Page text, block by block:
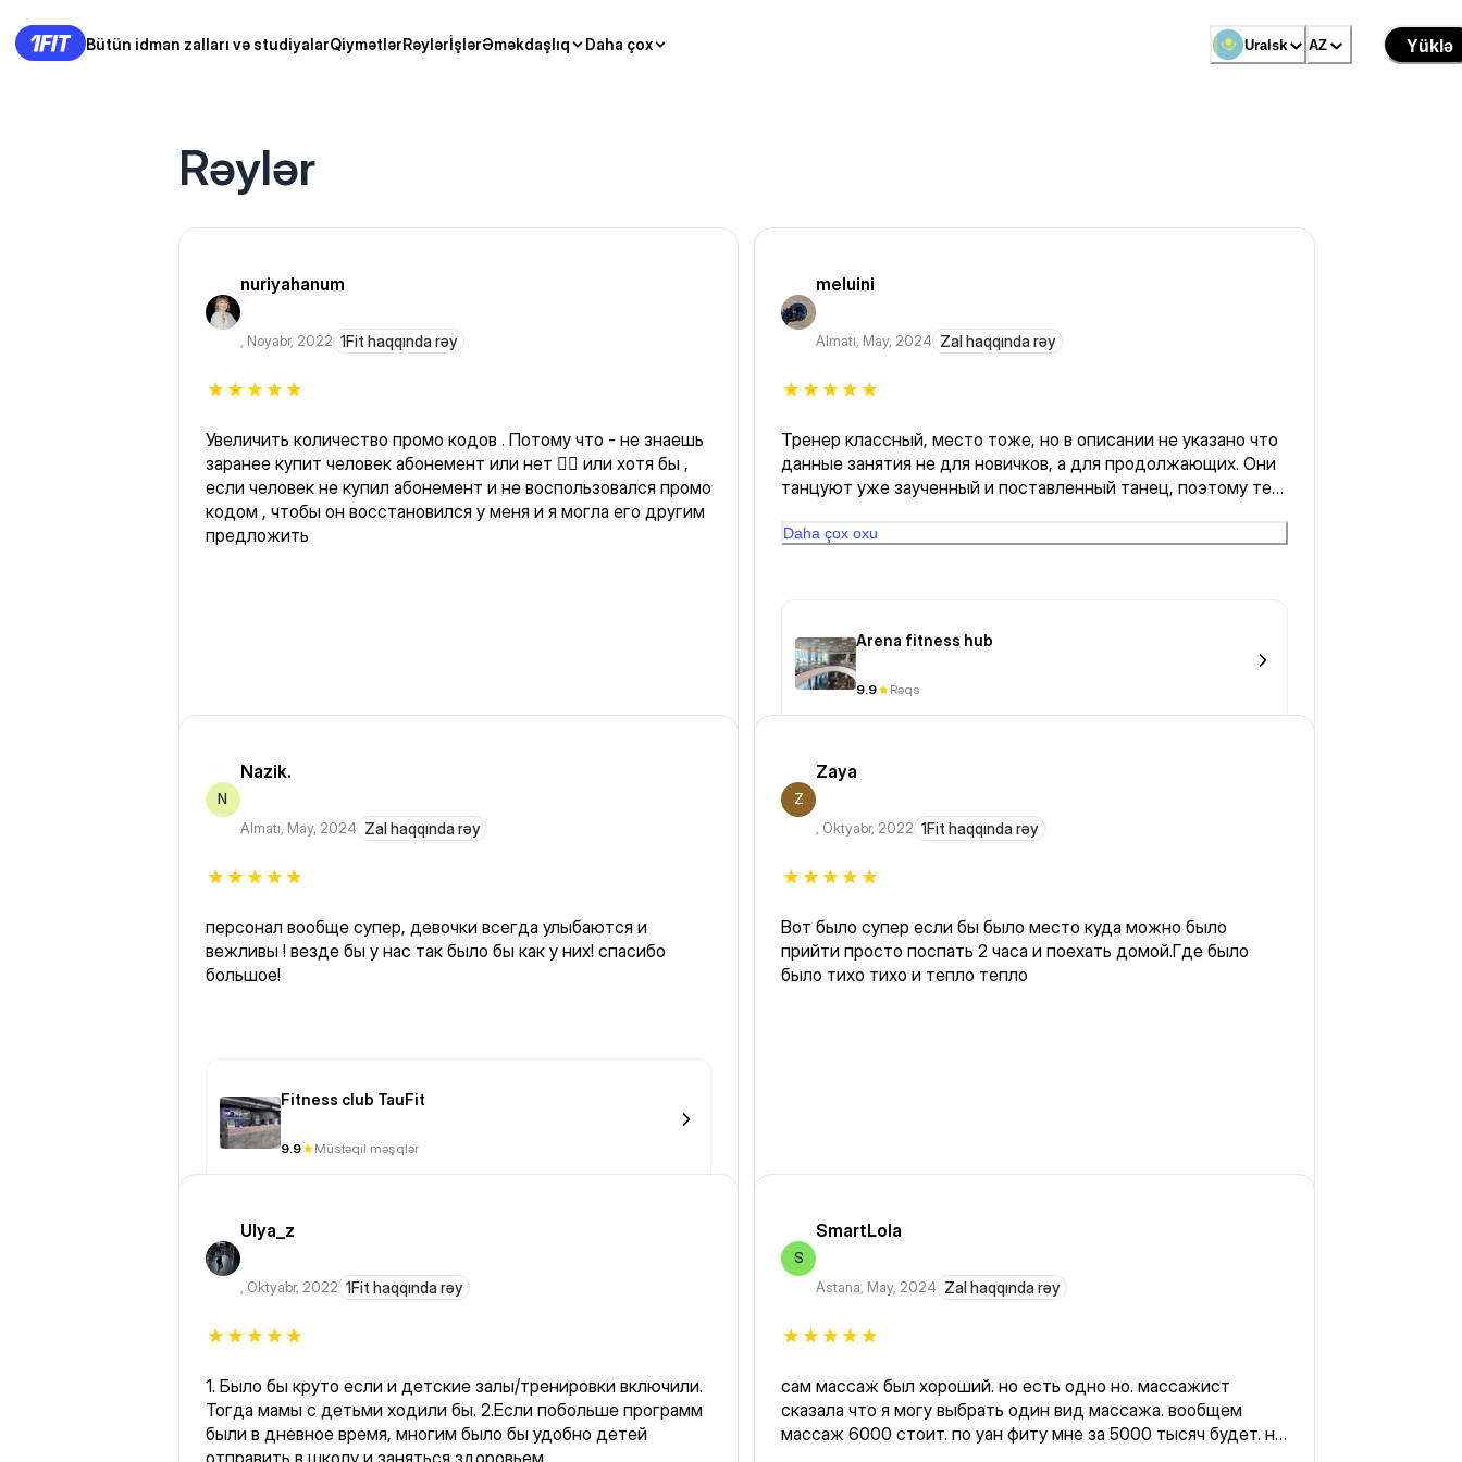
Bütün idman zalları və studiyalarQiymətlərRəylərİşlərƏməkdaşlıq Daha çox Uralsk AZ Yüklə
Rəylər
nuriyahanum
, Noyabr, 2022 1Fit haqqında rəy
Увеличить количество промо кодов . Потому что - не знаешь
заранее купит человек абонемент или нет 🤷‍♀️ или хотя бы ,
если человек не купил абонемент и не воспользовался промо
кодом , чтобы он восстановился у меня и я могла его другим
предложить
meluini
Almatı, May, 2024 Zal haqqında rəy
Тренер классный, место тоже, но в описании не указано что
данные занятия не для новичков, а для продолжающих. Они
танцуют уже заученный и поставленный танец, поэтому тем
Daha çox oxu
Arena fitness hub
9.9 Rəqs
N
Nazik.
Almatı, May, 2024 Zal haqqında rəy
персонал вообще супер, девочки всегда улыбаются и
вежливы ! везде бы у нас так было бы как у них! спасибо
большое!
Fitness club TauFit
9.9 Müstəqil məşqlər
Z
Zaya
, Oktyabr, 2022 1Fit haqqında rəy
Вот было супер если бы было место куда можно было
прийти просто поспать 2 часа и поехать домой.Где было
было тихо тихо и тепло тепло
Ulya_z
, Oktyabr, 2022 1Fit haqqında rəy
1. Было бы круто если и детские залы/тренировки включили.
Тогда мамы с детьми ходили бы. 2.Если побольше программ
были в дневное время, многим было бы удобно детей
S
SmartLola
Astana, May, 2024 Zal haqqında rəy
сам массаж был хороший. но есть одно но. массажист
сказала что я могу выбрать один вид массажа. вообщем
массаж 6000 стоит. по уан фиту мне за 5000 тысяч будет. но